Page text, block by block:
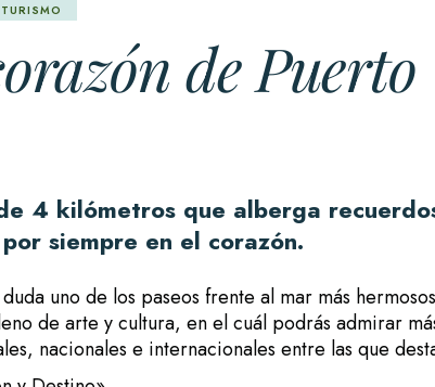
TURISMO
de Puerto
4 kilómetros que alberga
siempre en el corazón.
uno de los paseos frente al mar más
de arte y cultura, en el cuál podrás admirar
nacionales e internacionales entre las que